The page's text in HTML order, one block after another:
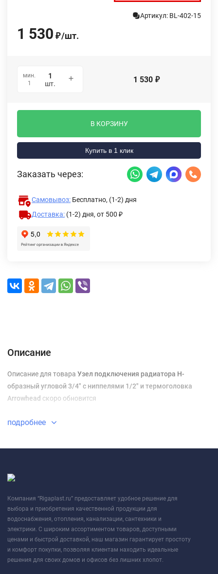
Артикул: BL-402-15
1 530 ₽/шт.
мин.
1
шт. 1 530 ₽
В КОРЗИНУ
Купить в 1 клик
Заказать через:
Самовывоз: Бесплатно, (1-2) дня
Доставка: (1-2) дня, от 500 ₽
Описание
Описание для товара Узел подключения радиатора H-
образный угловой 3/4" с ниппелями 1/2" и термоголовка
Arrowhead скоро обновится
подробнее
Компания “Rigaplast.ru” предоставляет удобное решение для
выбора и приобретения качественной продукции для
водоснабжения, отопления, канализации, сантехники и
электрики. С широким ассортиментом товаров, доступными
ценами и быстрой доставкой, наш магазин гарантирует простоту
и комфорт покупки, позволяя клиентам находить идеальные
решения для своих домов и офисов без лишних хлопот.